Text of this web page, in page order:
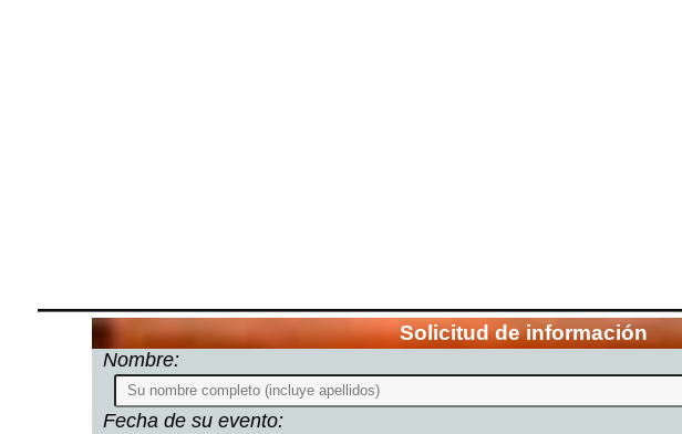
Solicitud de información
Nombre:
Fecha de su evento: